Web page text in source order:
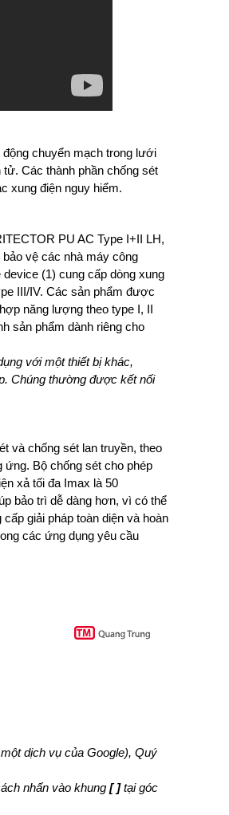
động chuyển mạch trong lưới
Các thành phần chống sét
xung điện nguy hiểm.
PU AC Type I+II LH,
vệ các nhà máy công
device (1) cung cấp dòng xung
III/IV. Các sản phẩm được
năng lượng theo type I, II
sản phẩm dành riêng cho
với một thiết bị khác,
Chúng thường được kết nối
và chống sét lan truyền, theo
ứng. Bộ chống sét cho phép
xả tối đa Imax là 50
bảo trì dễ dàng hơn, vì có thể
giải pháp toàn diện và hoàn
các ứng dụng yêu cầu
dịch vụ của Google), Quý
nhấn vào khung [ ]tại góc